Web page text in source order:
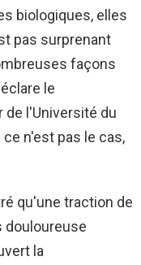
biologiques, elles
pas surprenant
façons
le
de l'Université du
ce n'est pas le cas,
qu'une traction de
douloureuse
la